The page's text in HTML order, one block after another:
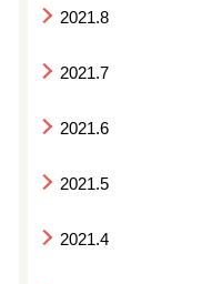
2021.8
2021.7
2021.6
2021.5
2021.4